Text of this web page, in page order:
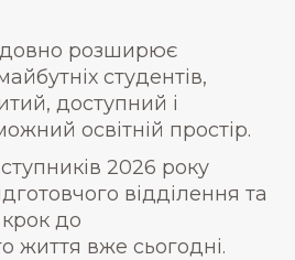
розширює
студентів,
доступний і
освітній простір.
2026 року
відділення та
до
життя вже сьогодні.